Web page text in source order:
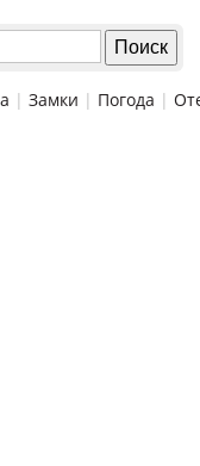
| Замки | Погода |